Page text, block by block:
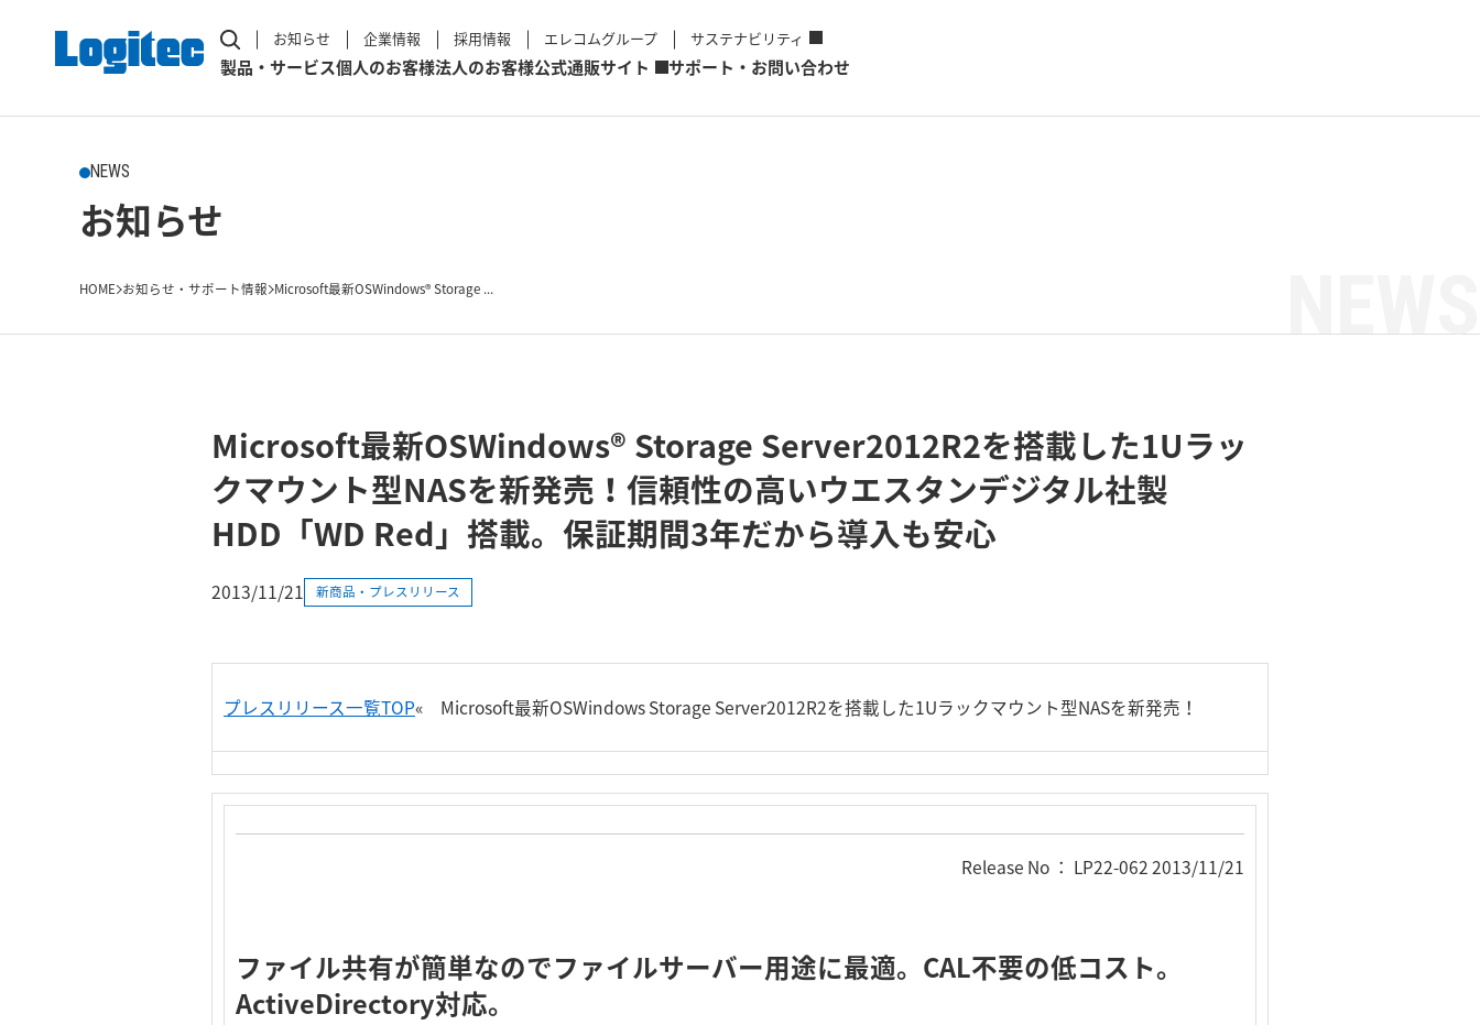
お知らせ 企業情報 採用情報 エレコムグループ サステナビリティ
製品・サービス個人のお客様法人のお客様公式通販サイト サポート・お問い合わせ
NEWS
お知らせ
HOME お知らせ・サポート情報 Microsoft最新OSWindows® Storage ...
Microsoft最新OSWindows® Storage Server2012R2を搭載した1Uラッ
クマウント型NASを新発売！信頼性の高いウエスタンデジタル社製
HDD「WD Red」搭載。保証期間3年だから導入も安心
2013/11/21 新商品・プレスリリース
プレスリリース一覧TOP« Microsoft最新OSWindows Storage Server2012R2を搭載した1Uラックマウント型NASを新発売！
Release No ： LP22-062 2013/11/21
ファイル共有が簡単なのでファイルサーバー用途に最適。CAL不要の低コスト。
ActiveDirectory対応。